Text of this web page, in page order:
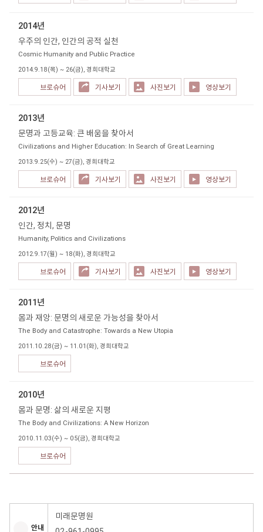
2014년
우주의 인간, 인간의 공적 실천
Cosmic Humanity and Public Practice
2014.9.18(목) ~ 26(금), 경희대학교
브로슈어 기사보기 사진보기 영상보기
2013년
문명과 고등교육: 큰 배움을 찾아서
Civilizations and Higher Education: In Search of Great Learning
2013.9.25(수) ~ 27(금), 경희대학교
브로슈어 기사보기 사진보기 영상보기
2012년
인간, 정치, 문명
Humanity, Politics and Civilizations
2012.9.17(월) ~ 18(화), 경희대학교
브로슈어 기사보기 사진보기 영상보기
2011년
몸과 재앙: 문명의 새로운 가능성을 찾아서
The Body and Catastrophe: Towards a New Utopia
2011.10.28(금) ~ 11.01(화), 경희대학교
브로슈어
2010년
몸과 문명: 삶의 새로운 지평
The Body and Civilizations: A New Horizon
2010.11.03(수) ~ 05(금), 경희대학교
브로슈어
안내
미래문명원